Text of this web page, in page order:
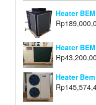
Heater
Rp
Heater
Rp
Heater
Rp